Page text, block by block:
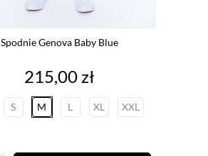
Spodnie Genova Baby Blue
Cena
215,00 zł
S M L XL XXL